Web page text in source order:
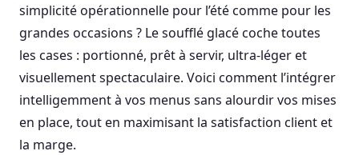
simplicité opérationnelle pour l’été comme pour les
grandes occasions ? Le soufflé glacé coche toutes
les cases : portionné, prêt à servir, ultra-léger et
visuellement spectaculaire. Voici comment l’intégrer
intelligemment à vos menus sans alourdir vos mises
en place, tout en maximisant la satisfaction client et
la marge.